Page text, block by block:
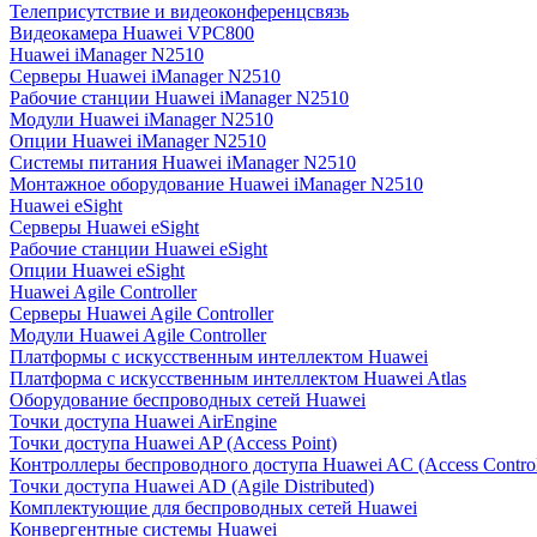
Телеприсутствие и видеоконференцсвязь
Видеокамера Huawei VPC800
Huawei iManager N2510
Серверы Huawei iManager N2510
Рабочие станции Huawei iManager N2510
Модули Huawei iManager N2510
Опции Huawei iManager N2510
Системы питания Huawei iManager N2510
Монтажное оборудование Huawei iManager N2510
Huawei eSight
Серверы Huawei eSight
Рабочие станции Huawei eSight
Опции Huawei eSight
Huawei Agile Controller
Серверы Huawei Agile Controller
Модули Huawei Agile Controller
Платформы с искусственным интеллектом Huawei
Платформа с искусственным интеллектом Huawei Atlas
Оборудование беспроводных сетей Huawei
Точки доступа Huawei AirEngine
Точки доступа Huawei AP (Access Point)
Контроллеры беспроводного доступа Huawei AC (Access
Точки доступа Huawei AD (Agile Distributed)
Комплектующие для беспроводных сетей Huawei
Конвергентные системы Huawei